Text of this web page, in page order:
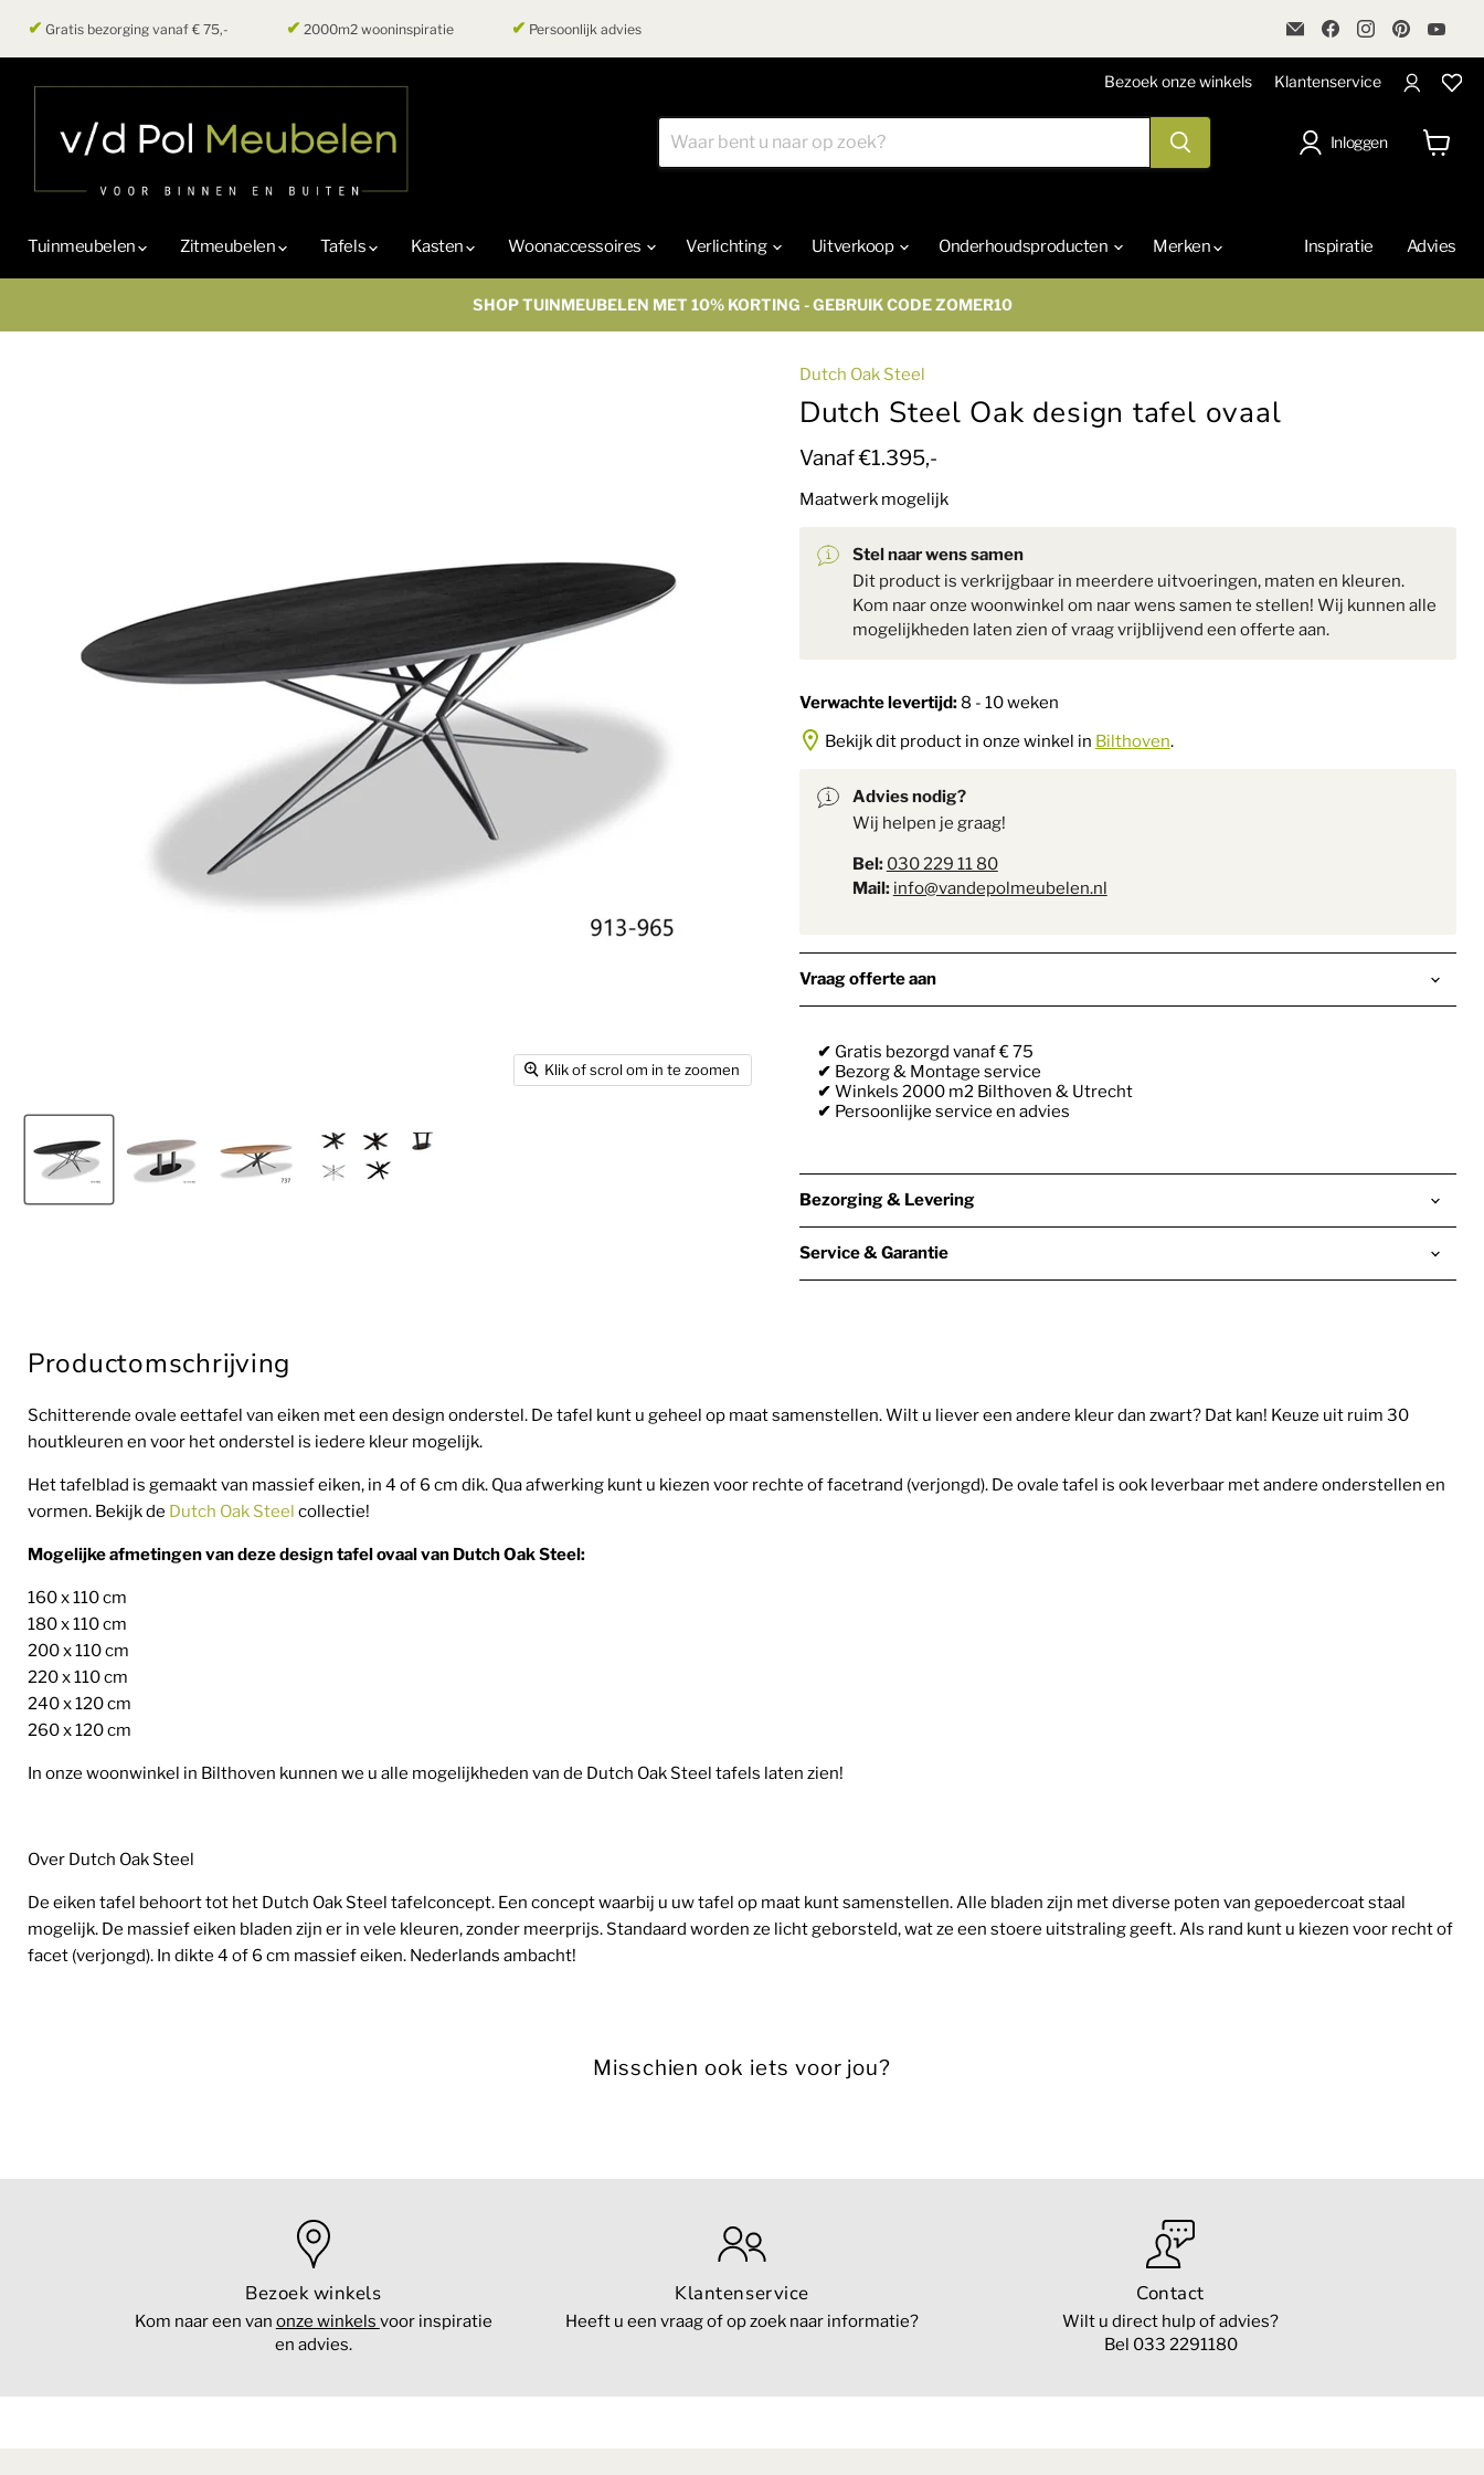
✔ Gratis bezorging vanaf € 75,- ✔ 2000m2 wooninspiratie ✔ Persoonlijk advies
Email
VandePolMeubelen
Vind
ons
op
Facebook
Vind
ons
op
Instagram
Vind
ons
op
Pinterest
op
Bezoek onze winkels Klantenservice
Inloggen
Tuinmeubelen Zitmeubelen Tafels Kasten Woonaccessoires Verlichting Uitverkoop Onderhoudsproducten Merken Inspiratie Advies
SHOP TUINMEUBELEN MET 10% KORTING - GEBRUIK CODE ZOMER10
Klik of scrol om in te zoomen
Dutch Oak Steel
Dutch Steel Oak design tafel ovaal
Huidige prijs
Vanaf€1.395,-
Maatwerk mogelijk
Stel naar wens samen
Dit product is verkrijgbaar in meerdere uitvoeringen, maten en kleuren.
Kom naar onze woonwinkel om naar wens samen te stellen! Wij kunnen alle
mogelijkheden laten zien of vraag vrijblijvend een offerte aan.
Verwachte levertijd:8 - 10 weken
Bekijk dit product in onze winkel in Bilthoven.
Advies nodig?
Wij helpen je graag!
Bel: 030 229 11 80
Mail: info@vandepolmeubelen.nl
Vraag offerte aan
✔ Gratis bezorgd vanaf € 75
✔ Bezorg & Montage service
✔ Winkels 2000 m2 Bilthoven & Utrecht
✔ Persoonlijke service en advies
Bezorging & Levering
Service & Garantie
Productomschrijving
Schitterende ovale eettafel van eiken met een design onderstel. De tafel kunt u geheel op maat samenstellen. Wilt u liever een andere kleur dan zwart? Dat kan! Keuze uit ruim 30
houtkleuren en voor het onderstel is iedere kleur mogelijk.
Het tafelblad is gemaakt van massief eiken, in 4 of 6 cm dik. Qua afwerking kunt u kiezen voor rechte of facetrand (verjongd). De ovale tafel is ook leverbaar met andere onderstellen en
vormen. Bekijk de Dutch Oak Steel collectie!
Mogelijke afmetingen van deze design tafel ovaal van Dutch Oak Steel:
160 x 110 cm
180 x 110 cm
200 x 110 cm
220 x 110 cm
240 x 120 cm
260 x 120 cm
In onze woonwinkel in Bilthoven kunnen we u alle mogelijkheden van de Dutch Oak Steel tafels laten zien!
Over Dutch Oak Steel
De eiken tafel behoort tot het Dutch Oak Steel tafelconcept. Een concept waarbij u uw tafel op maat kunt samenstellen. Alle bladen zijn met diverse poten van gepoedercoat staal
mogelijk. De massief eiken bladen zijn er in vele kleuren, zonder meerprijs. Standaard worden ze licht geborsteld, wat ze een stoere uitstraling geeft. Als rand kunt u kiezen voor recht of
facet (verjongd). In dikte 4 of 6 cm massief eiken. Nederlands ambacht!
Misschien ook iets voor jou?
Bezoek winkels
Kom naar een van onze winkels voor inspiratie
en advies.
Klantenservice
Heeft u een vraag of op zoek naar informatie?
Contact
Wilt u direct hulp of advies?
Bel 033 2291180